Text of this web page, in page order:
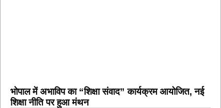
भोपाल में अभाविप का “शिक्षा संवाद” कार्यक्रम आयोजित, नई
शिक्षा नीति पर हुआ मंथन